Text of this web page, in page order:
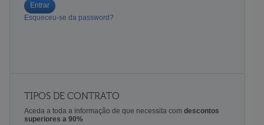
Entrar
Esqueceu-se da password?
TIPOS DE CONTRATO
Aceda a toda a informação de que necessita com descontos
superiores a 90%